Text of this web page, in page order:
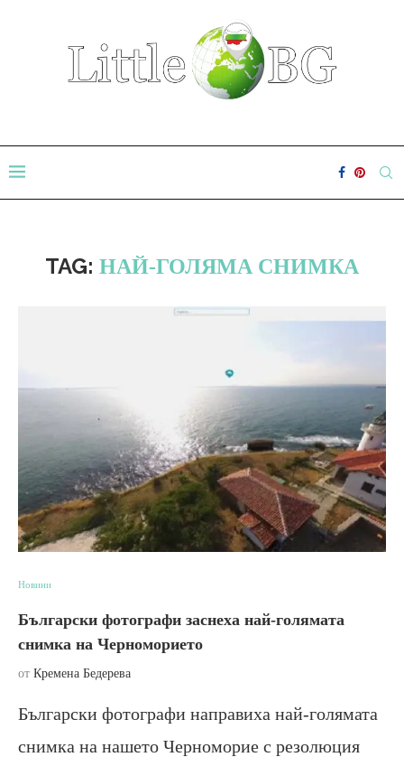
TAG: НАЙ-ГОЛЯМА СНИМКА
Новини
Български фотографи заснеха най-голямата
снимка на Черноморието
от Кремена Бедерева
Български фотографи направиха най-голямата
снимка на нашето Черноморие с резолюция